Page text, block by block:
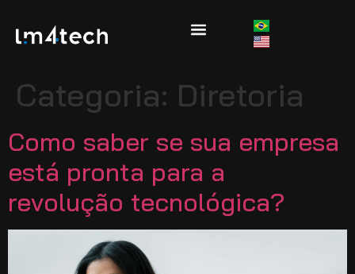
Categoria: Diretoria
Como saber se sua empresa
está pronta para a
revolução tecnológica?